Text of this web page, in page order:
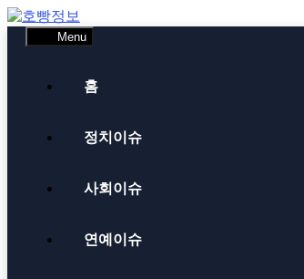
Skip
to
content
Menu
홈
정치이슈
사회이슈
연예이슈